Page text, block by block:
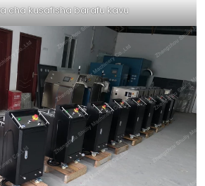
cha kusafisha barafu kavu